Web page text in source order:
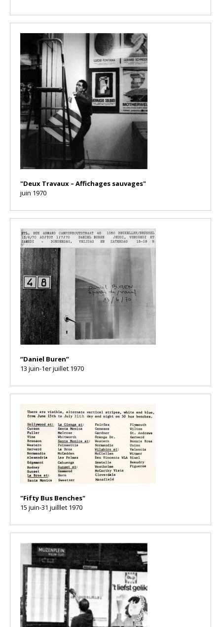
"Deux Travaux – Affichages sauvages"
juin 1970
“Daniel Buren”
13 juin-1er juillet 1970
"Fifty Bus Benches"
15 juin-31 juilllet 1970